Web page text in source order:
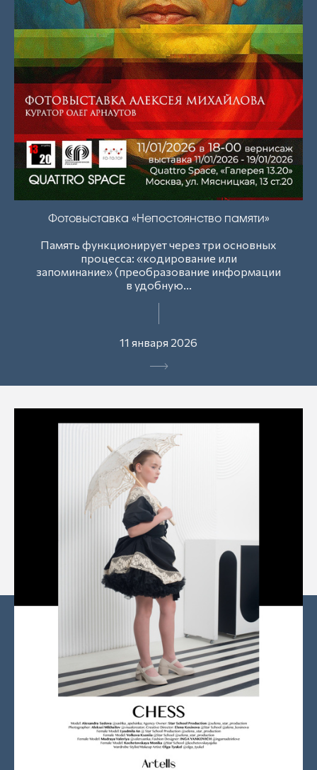
Фотовыставка «Непостоянство памяти»
Память функционирует через три основных
процесса: «кодирование или
запоминание» (преобразование информации
в удобную...
11 января 2026